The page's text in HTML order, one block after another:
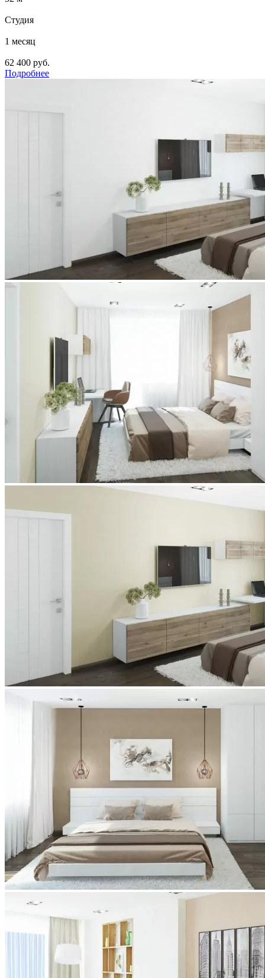
Студия
1 месяц
62 400 руб.
Подробнее